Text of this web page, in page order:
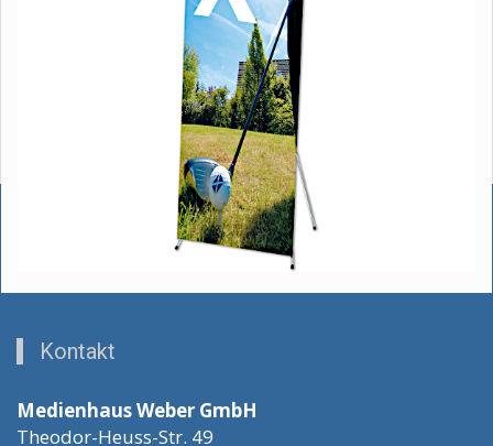
Kontakt
Medienhaus Weber GmbH
Theodor-Heuss-Str. 49